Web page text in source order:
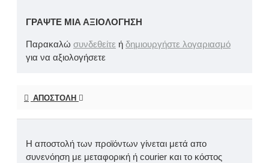
ΓΡΆΨΤΕ ΜΙΑ ΑΞΙΟΛΌΓΗΣΗ
Παρακαλώ συνδεθείτε ή δημιουργήστε λογαριασμό
για να αξιολογήσετε
ΑΠΟΣΤΟΛΉ
Η αποστολή των προϊόντων γίνεται μετά απο
συνενόηση με μεταφορική ή courier και το κόστος